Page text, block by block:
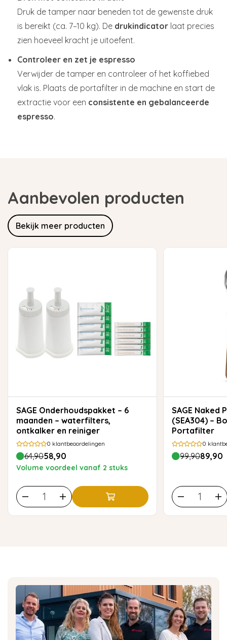
Druk de tamper naar beneden tot de gewenste druk
is bereikt (ca. 7–10 kg). De drukindicator laat precies
zien hoeveel kracht je uitoefent.
Controleer en zet je espresso
Verwijder de tamper en controleer of het koffiebed
vlak is. Plaats de portafilter in de machine en start de
extractie voor een consistente en gebalanceerde
espresso.
Aanbevolen producten
Bekijk meer producten
SAGE Onderhoudspakket – 6
maanden – waterfilters,
ontkalker en reiniger
0 klantbeoordelingen
64,9058,90
Volume voordeel vanaf 2 stuks
SAGE Naked Portafilter 58 mm
(SEA304) –
Portafilter
0
99,9089,90